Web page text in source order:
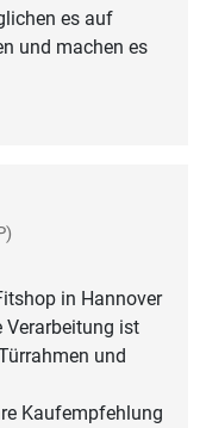
es auf
und machen es
in Hannover
Verarbeitung ist
und
Kaufempfehlung